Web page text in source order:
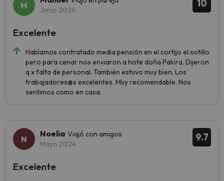
10
Junio 2024
Habíamos contratado media pensión en el cortijo el sotillo
pero para cenar nos enviaron a hote doña Pakira. Dijeron
q x falta de personal. También estuvo muy bien. Los
trabajadores@s excelentes. Muy recomendable. Nos
sentimos como en casa.
Excelente
9.7
Noelia Viajó con amigos
Mayo 2024
Excelente